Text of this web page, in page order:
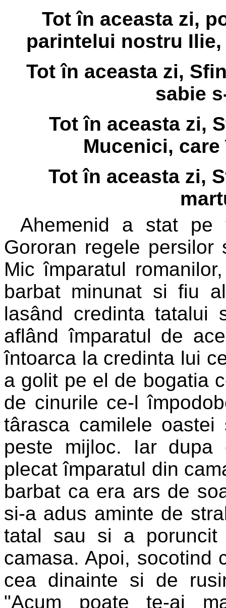
Tot în aceasta zi,
parintelui nostru
Tot în aceasta zi,
sabie
Tot în aceasta zi,
Mucenici,
Tot în aceasta zi,
Ahemenid a stat pe
Gororan regele
Mic împaratul
barbat minunat si fiu
lasând credinta tatalui
aflând împaratul de
întoarca la credinta lui
a golit pe el de bogatia
de cinurile ce-l
târasca camilele
peste mijloc. Iar
plecat împaratul din
barbat ca era ars de
si-a adus aminte de
tatal sau si a
camasa. Apoi, socotind
cea dinainte si de
"Acum poate te-ai